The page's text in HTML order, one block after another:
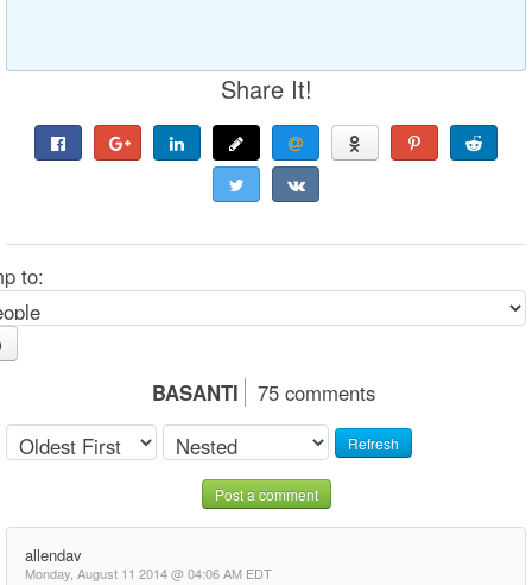
Share It!
to:
BASANTI 75 comments
Refresh
Post a comment
allendav
Monday, August 11 2014 @ 04:06 AM EDT